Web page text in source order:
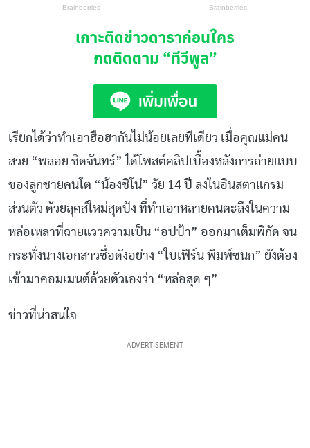
เกาะติดข่าวดาราก่อนใคร
กดติดตาม “ทีวีพูล”
เรียกได้ว่าทำเอาฮือฮากันไม่น้อยเลยทีเดียว เมื่อคุณแม่คน
สวย “พลอย ชิดจันทร์” ได้โพสต์คลิปเบื้องหลังการถ่ายแบบ
ของลูกชายคนโต “น้องชิโน่” วัย 14 ปี ลงในอินสตาแกรม
ส่วนตัว ด้วยลุคส์ใหม่สุดปัง ที่ทำเอาหลายคนตะลึงในความ
หล่อเหลาที่ฉายแววความเป็น “อปป้า” ออกมาเต็มพิกัด จน
กระทั่งนางเอกสาวชื่อดังอย่าง “ใบเฟิร์น พิมพ์ชนก” ยังต้อง
เข้ามาคอมเมนต์ด้วยตัวเองว่า “หล่อสุด ๆ”
ข่าวที่น่าสนใจ
ADVERTISEMENT